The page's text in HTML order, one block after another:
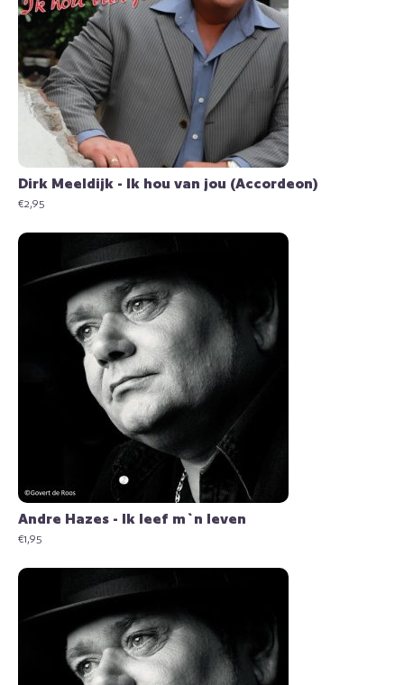
Dirk Meeldijk - Ik hou van jou (Accordeon)
€2,95
Andre Hazes - Ik leef m`n leven
€1,95